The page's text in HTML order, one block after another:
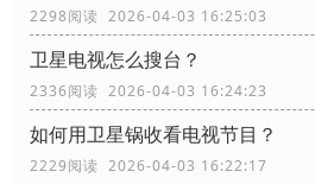
2298阅读 2026-04-03 16:25:03
卫星电视怎么搜台？
2336阅读 2026-04-03 16:24:23
如何用卫星锅收看电视节目？
2229阅读 2026-04-03 16:22:17